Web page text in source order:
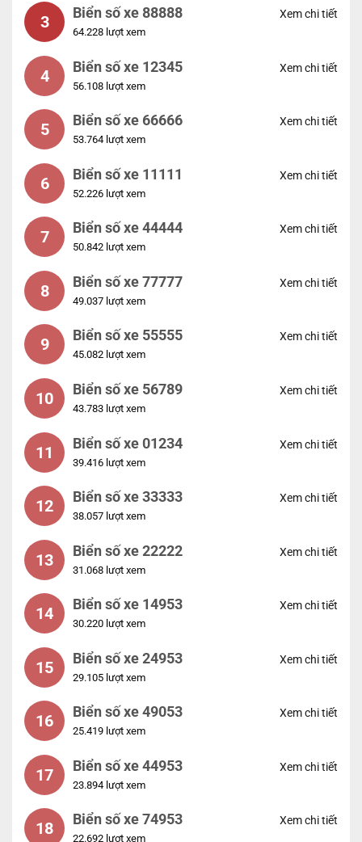
3 Biển số xe 88888
64.228 lượt xem
Xem chi tiết
4 Biển số xe 12345
56.108 lượt xem
Xem chi tiết
5 Biển số xe 66666
53.764 lượt xem
Xem chi tiết
6 Biển số xe 11111
52.226 lượt xem
Xem chi tiết
7 Biển số xe 44444
50.842 lượt xem
Xem chi tiết
8 Biển số xe 77777
49.037 lượt xem
Xem chi tiết
9 Biển số xe 55555
45.082 lượt xem
Xem chi tiết
10 Biển số xe 56789
43.783 lượt xem
Xem chi tiết
11 Biển số xe 01234
39.416 lượt xem
Xem chi tiết
12 Biển số xe 33333
38.057 lượt xem
Xem chi tiết
13 Biển số xe 22222
31.068 lượt xem
Xem chi tiết
14 Biển số xe 14953
30.220 lượt xem
Xem chi tiết
15 Biển số xe 24953
29.105 lượt xem
Xem chi tiết
16 Biển số xe 49053
25.419 lượt xem
Xem chi tiết
17 Biển số xe 44953
23.894 lượt xem
Xem chi tiết
18 Biển số xe 74953
22.692 lượt xem
Xem chi tiết